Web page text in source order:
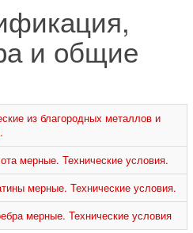
и общие
из благородных металлов и
мерные. Технические условия.
мерные. Технические условия.
мерные. Технические условия